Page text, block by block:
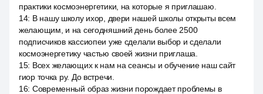
практики космоэнергетики, на которые я приглашаю.
14: В нашу школу ихор, двери нашей школы открыты всем
желающим, и на сегодняшний день более 2500
подписчиков кассиопеи уже сделали выбор и сделали
космоэнергетику частью своей жизни приглаша.
15: Всех желающих к нам на сеансы и обучение наш сайт
гиор точка ру. До встречи.
16: Современный образ жизни порождает проблемы в